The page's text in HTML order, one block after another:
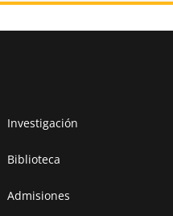
Investigación
Biblioteca
Admisiones